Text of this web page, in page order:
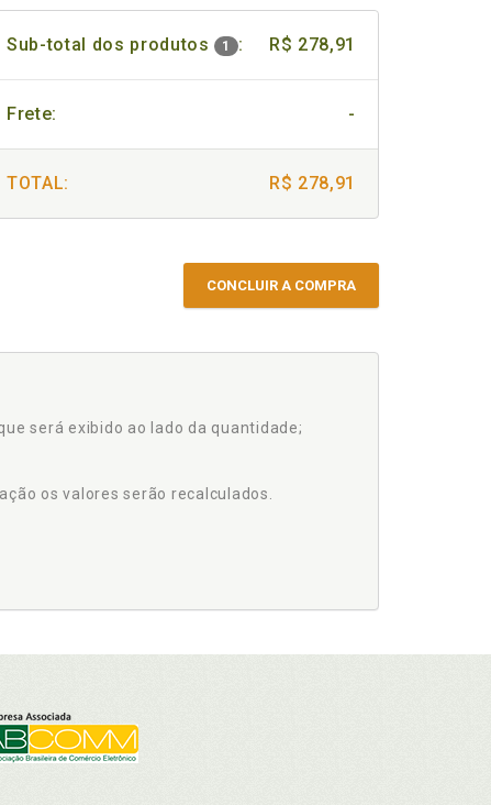
Sub-total dos produtos 1 : R$ 278,91
Frete: -
TOTAL: R$ 278,91
CONCLUIR A COMPRA
será exibido ao lado da quantidade;
os valores serão recalculados.